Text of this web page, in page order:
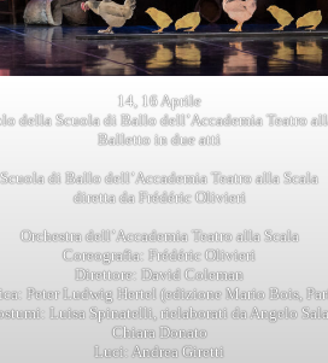
14, 16 Aprile
della Scuola di Ballo dell’Accademia Teatro
Balletto in due atti
Scuola di Ballo dell’Accademia Teatro alla Scala
diretta da Frédéric Olivieri
Orchestra dell’Accademia Teatro alla Scala
Coreografia: Frédéric Olivieri
Direttore: David Coleman
Peter Ludwig Hertel (edizione Mario Bois,
Luisa Spinatelli, rielaborati da Angelo
Chiara Donato
Luci: Andrea Giretti